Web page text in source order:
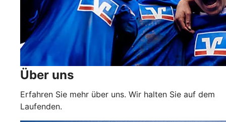
Über uns
Erfahren Sie mehr über uns. Wir halten Sie auf dem
Laufenden.